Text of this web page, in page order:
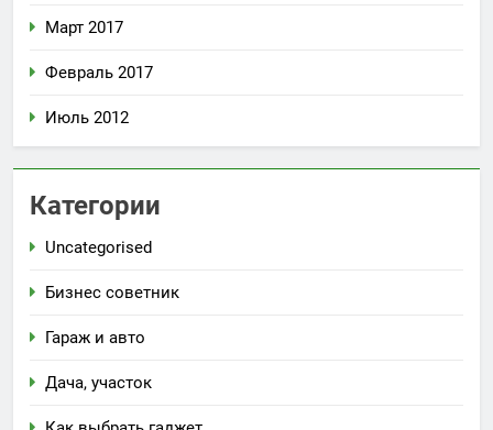
Март 2017
Февраль 2017
Июль 2012
Категории
Uncategorised
Бизнес советник
Гараж и авто
Дача, участок